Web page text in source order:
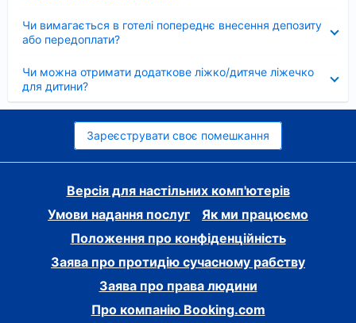
Чи вимагається в готелі попереднє внесення депозиту
або передоплати?
Чи можна отримати додаткове ліжко/дитяче ліжечко
для дитини?
Зареєструвати своє помешкання
Версія для настільних комп'ютерів
Умови надання послуг
Як ми працюємо
Положення про конфіденційність
Заява про протидію сучасному рабству
Заява про права людини
Про компанію Booking.com